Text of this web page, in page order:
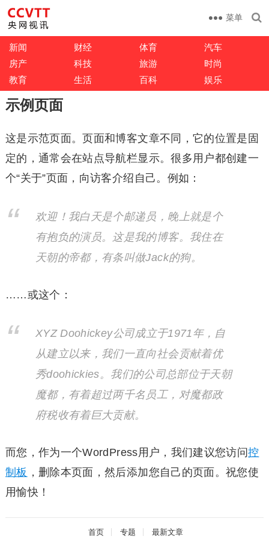
菜单
新闻 财经 体育
汽车
房产
科技 旅游
时尚
教育
生活 百科 娱乐
示例页面
这是示范页面。页面和博客文章不同，它的位置是固
定的，通常会在站点导航栏显示。很多用户都创建一
个“关于”页面，向访客介绍自己。例如：
欢迎！我白天是个邮递员，晚上就是个
有抱负的演员。这是我的博客。我住在
天朝的帝都，有条叫做Jack的狗。
……或这个：
XYZ Doohickey公司成立于1971年，自
从建立以来，我们一直向社会贡献着优
秀doohickies。我们的公司总部位于天朝
魔都，有着超过两千名员工，对魔都政
府税收有着巨大贡献。
而您，作为一个WordPress用户，我们建议您访问控
制板 ，删除本页面，然后添加您自己的页面。祝您使
用愉快！
首页 专题 最新文章